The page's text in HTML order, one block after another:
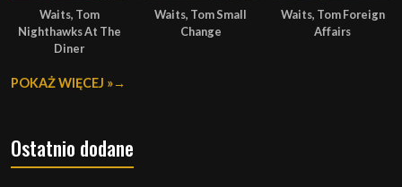
Waits, Tom
Nighthawks At The
Diner
Waits, Tom Small
Change
Waits, Tom Foreign
Affairs
POKAŻ WIĘCEJ »
Ostatnio dodane